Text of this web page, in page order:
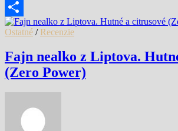
Email
Share
Ostatné / Recenzie
Fajn nealko z Liptova.
(Zero Power)